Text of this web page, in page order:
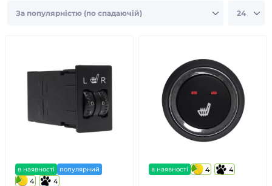
в наявності популярний
4 4
в наявності 4 4